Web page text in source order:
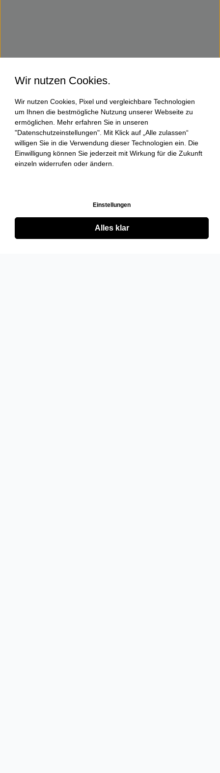
Wir nutzen Cookies.
Wir nutzen Cookies, Pixel und vergleichbare Technologien
um Ihnen die bestmögliche Nutzung unserer Webseite zu
ermöglichen. Mehr erfahren Sie in unseren
"Datenschutzeinstellungen". Mit Klick auf „Alle zulassen“
willigen Sie in die Verwendung dieser Technologien ein. Die
Einwilligung können Sie jederzeit mit Wirkung für die Zukunft
einzeln widerrufen oder ändern.
Einstellungen
Alles klar